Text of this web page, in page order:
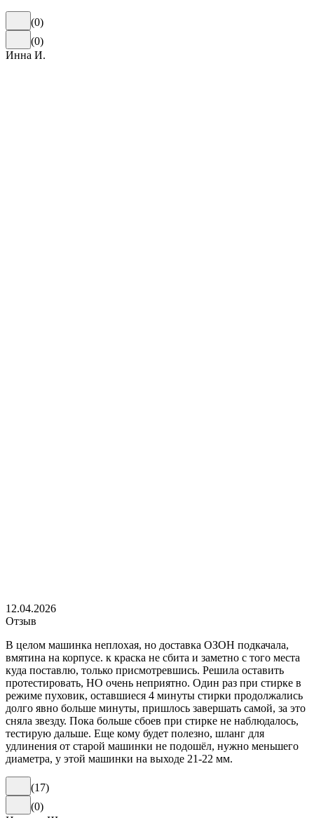
(0)
(0)
Инна И.
12.04.2026
Отзыв
В целом машинка неплохая, но доставка ОЗОН подкачала,
вмятина на корпусе. к краска не сбита и заметно с того места
куда поставлю, только присмотревшись. Решила оставить
протестировать, НО очень неприятно. Один раз при стирке в
режиме пуховик, оставшиеся 4 минуты стирки продолжались
долго явно больше минуты, пришлось завершать самой, за это
сняла звезду. Пока больше сбоев при стирке не наблюдалось,
тестирую дальше. Еще кому будет полезно, шланг для
удлинения от старой машинки не подошёл, нужно меньшего
диаметра, у этой машинки на выходе 21-22 мм.
(17)
(0)